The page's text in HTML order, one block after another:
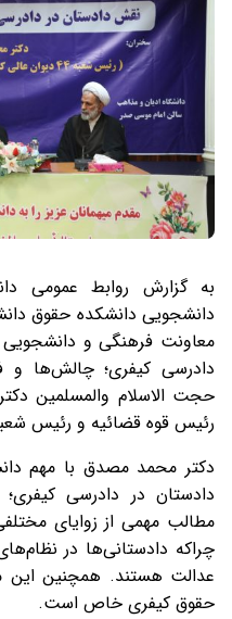
به گزارش روابط عمومی
دانشجویی دانشکده حقوق
معاونت فرهنگی و
دادرسی کیفری؛ چالش‌ها
حجت الاسلام والمسلمین
رئیس قوه قضائیه و رئیس شعبه ۴۴ دیوان عالی کشور
دکتر محمد مصدق با مهم
دادستان در دادرسی
مطالب مهمی از زوایای
چراکه دادستانی‌ها در
عدالت هستند. همچنین
حقوق کیفری خاص است.